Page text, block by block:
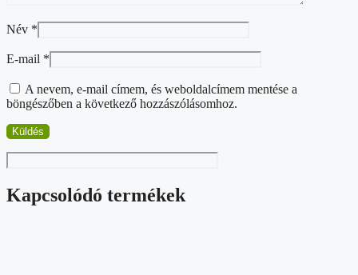
Név *
E-mail *
A nevem, e-mail címem, és weboldalcímem mentése a
böngészőben a következő hozzászólásomhoz.
Kapcsolódó termékek